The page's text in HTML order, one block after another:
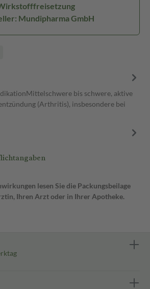
Mundipharma GmbH
bis schwere, aktive
(Arthritis), insbesondere bei
lesen Sie die Packungsbeilage
Ihren Arzt oder in Ihrer Apotheke.